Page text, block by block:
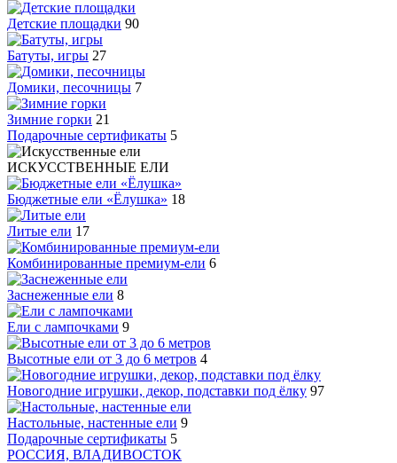
Детские площадки 90
Батуты, игры 27
Домики, песочницы 7
Зимние горки 21
Подарочные сертификаты 5
ИСКУССТВЕННЫЕ ЕЛИ
Бюджетные ели «Ёлушка» 18
Литые ели 17
Комбинированные премиум-ели 6
Заснеженные ели 8
Ели с лампочками 9
Высотные ели от 3 до 6 метров 4
Новогодние игрушки, декор, подставки под ёлку 97
Настольные, настенные ели 9
Подарочные сертификаты 5
РОССИЯ, ВЛАДИВОСТОК